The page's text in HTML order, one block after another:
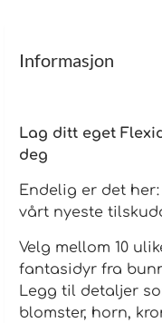
Informasjon
Lag ditt eget
deg
Endelig er det her:
vårt nyeste
Velg mellom 10
fantasidyr fra
Legg til detaljer
blomster, horn,